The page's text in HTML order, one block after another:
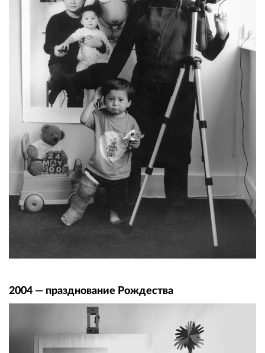
2004 — празднование Рождества